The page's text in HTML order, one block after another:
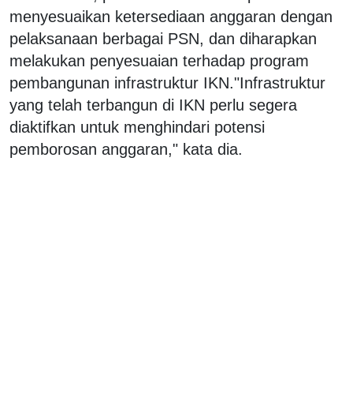
menyesuaikan ketersediaan anggaran dengan
pelaksanaan berbagai PSN, dan diharapkan
melakukan penyesuaian terhadap program
pembangunan infrastruktur IKN."Infrastruktur
yang telah terbangun di IKN perlu segera
diaktifkan untuk menghindari potensi
pemborosan anggaran," kata dia.